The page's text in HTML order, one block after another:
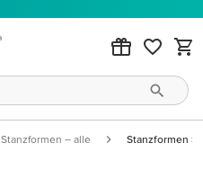
Stanzformen – alle Stanzformen